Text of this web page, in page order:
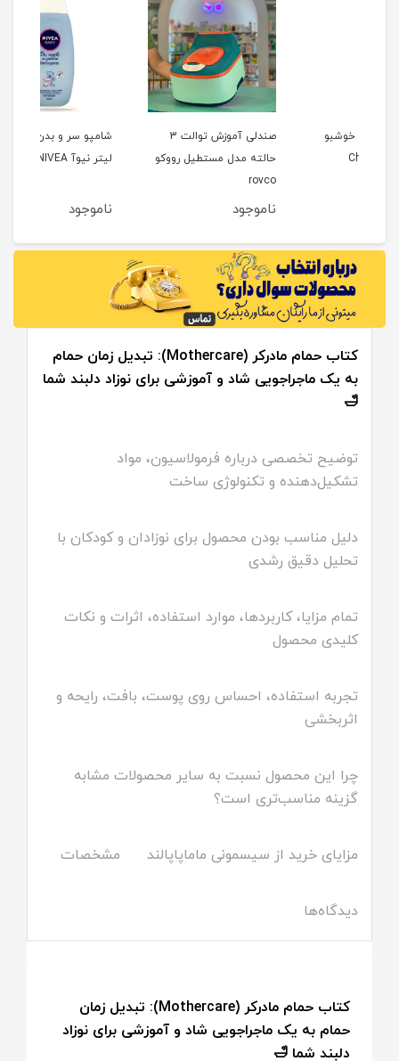
صندلی آموزش توالت 3
حالته مدل مستطیل رووکو
شامپو سر و بدن 500 میلی
لیتر نیوآ NIVEA
کتاب حمام مادرکر (Mothercare): تبدیل زمان حمام
به یک ماجراجویی شاد و آموزشی برای نوزاد دلبند شما
🛁
توضیح تخصصی درباره فرمولاسیون، مواد
تشکیل‌دهنده و تکنولوژی ساخت
دلیل مناسب بودن محصول برای نوزادان و کودکان با
تحلیل دقیق رشدی
تمام مزایا، کاربردها، موارد استفاده، اثرات و نکات
کلیدی محصول
تجربه استفاده، احساس روی پوست، بافت، رایحه و
اثربخشی
چرا این محصول نسبت به سایر محصولات مشابه
گزینه مناسب‌تری است؟
مزایای خرید از سیسمونی ماماپاپالند مشخصات
دیدگاه‌ها
کتاب حمام مادرکر (Mothercare): تبدیل زمان
حمام به یک ماجراجویی شاد و آموزشی برای نوزاد
دلبند شما 🛁